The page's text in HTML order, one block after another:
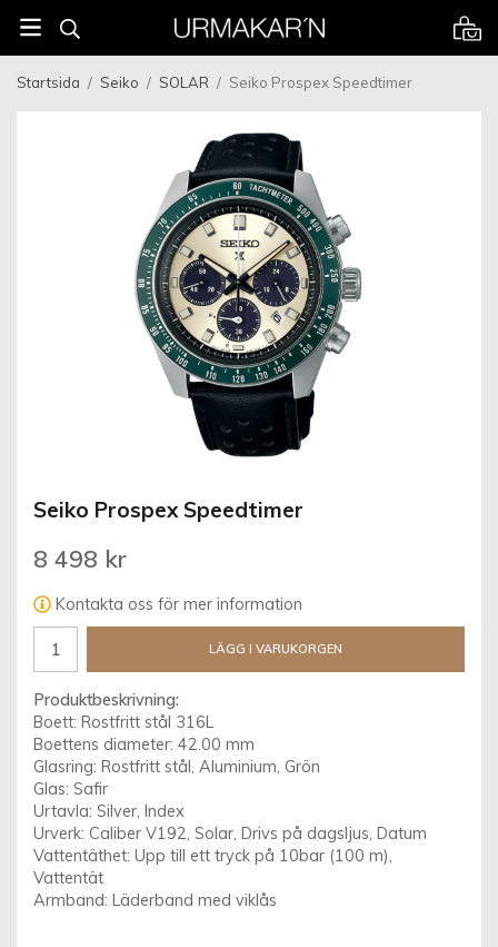
Startsida / Seiko / SOLAR / Seiko Prospex Speedtimer
Seiko Prospex Speedtimer
8 498 kr
Kontakta oss för mer information
LÄGG I VARUKORGEN
Produktbeskrivning:
Boett: Rostfritt stål 316L
Boettens diameter: 42.00 mm
Glasring: Rostfritt stål, Aluminium, Grön
Glas: Safir
Urtavla: Silver, Index
Urverk: Caliber V192, Solar, Drivs på dagsljus, Datum
Vattentäthet: Upp till ett tryck på 10bar (100 m),
Vattentät
Armband: Läderband med viklås